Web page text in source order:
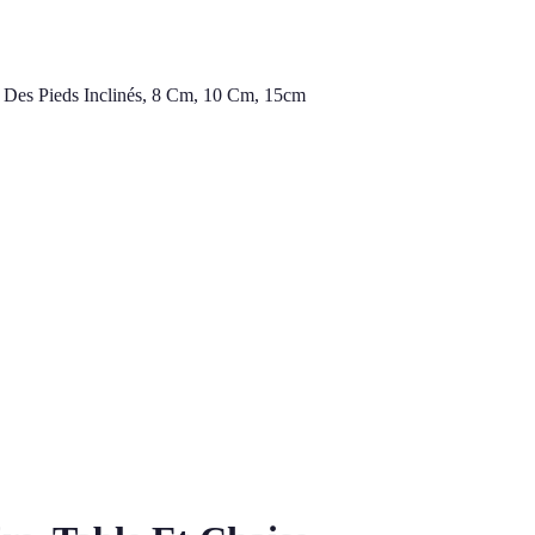
Pieds Inclinés, 8 Cm, 10 Cm, 15cm